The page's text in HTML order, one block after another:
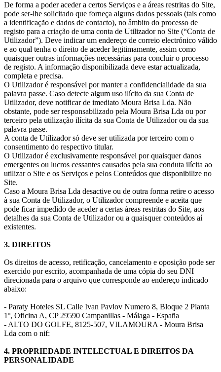
De forma a poder aceder a certos Serviços e a áreas restritas do Site,
pode ser-lhe solicitado que forneça alguns dados pessoais (tais como
a identificação e dados de contacto), no âmbito do processo de
registo para a criação de uma conta de Utilizador no Site (“Conta de
Utilizador”). Deve indicar um endereço de correio electrónico válido
e ao qual tenha o direito de aceder legitimamente, assim como
quaisquer outras informações necessárias para concluir o processo
de registo. A informação disponibilizada deve estar actualizada,
completa e precisa.
O Utilizador é responsável por manter a confidencialidade da sua
palavra passe. Caso detecte algum uso ilícito da sua Conta de
Utilizador, deve notificar de imediato Moura Brisa Lda. Não
obstante, pode ser responsabilizado pela Moura Brisa Lda ou por
terceiro pela utilização ilícita da sua Conta de Utilizador ou da sua
palavra passe.
A conta de Utilizador só deve ser utilizada por terceiro com o
consentimento do respectivo titular.
O Utilizador é exclusivamente responsável por quaisquer danos
emergentes ou lucros cessantes causados pela sua conduta ilícita ao
utilizar o Site e os Serviços e pelos Conteúdos que disponibilize no
Site.
Caso a Moura Brisa Lda desactive ou de outra forma retire o acesso
à sua Conta de Utilizador, o Utilizador compreende e aceita que
pode ficar impedido de aceder a certas áreas restritas do Site, aos
detalhes da sua Conta de Utilizador ou a quaisquer conteúdos aí
existentes.
3. DIREITOS
Os direitos de acesso, retificação, cancelamento e oposição pode ser
exercido por escrito, acompanhada de uma cópia do seu DNI
direcionada para o arquivo que corresponde ao endereço indicado
abaixo:
- Paraty Hoteles SL Calle Ivan Pavlov Numero 8, Bloque 2 Planta
1º, Oficina A, CP 29590 Campanillas - Málaga - España
- ALTO DO GOLFE, 8125-507, VILAMOURA - Moura Brisa
Lda com o nif:
4. PROPRIEDADE INTELECTUAL E DIREITOS DA
PERSONALIDADE